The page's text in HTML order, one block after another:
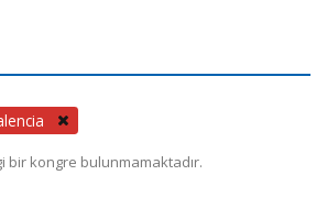
bir kongre bulunmamaktadır.